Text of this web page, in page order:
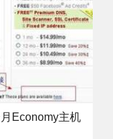
Economy主机